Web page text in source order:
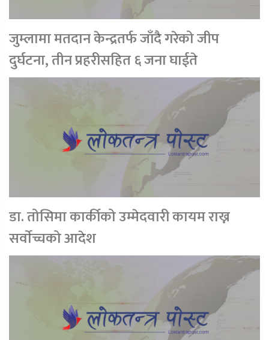
जुम्लामा मतदान केन्द्रतर्फ जाँदै गरेको जीप
दुर्घटना, तीन प्रहरीसहित ६ जना घाईते
डा. तोसिमा कार्कीको उम्मेदवारी कायम राख्न
सर्वाेच्चको आदेश